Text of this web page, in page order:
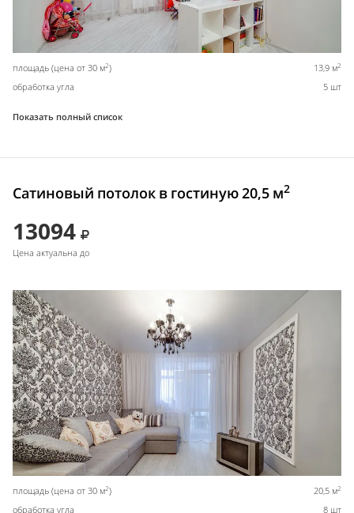
площадь (цена от 30 м2) 13,9 м2
обработка угла 5 шт
Показать полный список
Сатиновый потолок в гостиную 20,5 м2
13094
Цена актуальна до
площадь (цена от 30 м2) 20,5 м2
обработка угла 8 шт